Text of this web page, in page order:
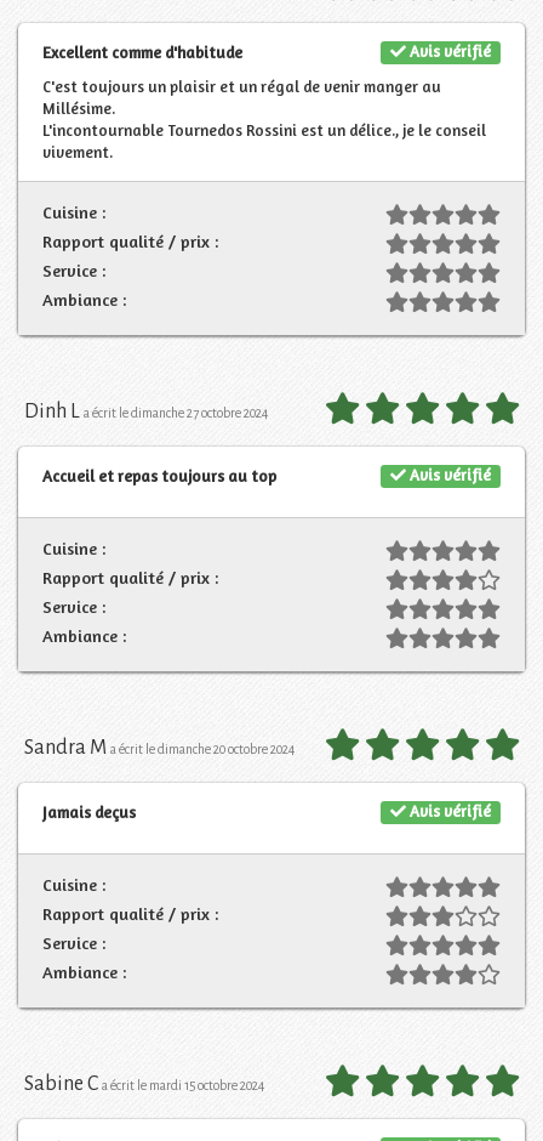
Avis vérifié
Excellent comme d'habitude
C'est toujours un plaisir et un régal de venir manger au
Millésime.
L'incontournable Tournedos Rossini est un délice., je le conseil
vivement.
Cuisine :
Rapport qualité / prix :
Service :
Ambiance :
Dinh L a écrit le dimanche 27 octobre 2024
Avis vérifié
Accueil et repas toujours au top
Cuisine :
Rapport qualité / prix :
Service :
Ambiance :
Sandra M a écrit le dimanche 20 octobre 2024
Avis vérifié
Jamais deçus
Cuisine :
Rapport qualité / prix :
Service :
Ambiance :
Sabine C a écrit le mardi 15 octobre 2024